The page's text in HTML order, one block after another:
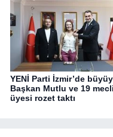
YENİ Parti İzmir’de
Başkan Mutlu ve 19
üyesi rozet taktı